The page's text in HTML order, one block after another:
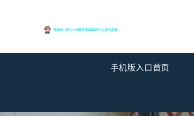
手机版入口首页